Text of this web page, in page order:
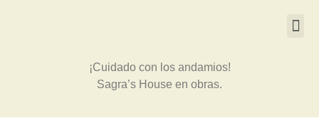
¡Cuidado con los andamios!
Sagra’s House en obras.